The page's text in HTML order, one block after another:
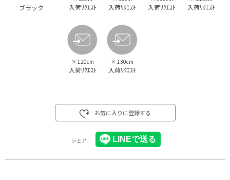
ブラック 入荷ﾘｸｴｽﾄ 入荷ﾘｸｴｽﾄ 入荷ﾘｸｴｽﾄ 入荷ﾘｸｴｽﾄ
× 120cm
入荷ﾘｸｴｽﾄ
× 130cm
入荷ﾘｸｴｽﾄ
お気に入りに登録する
シェア